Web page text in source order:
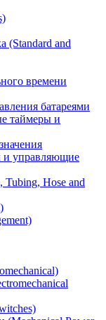
(Standard and
времени
батареями
таймеры и
и управляющие
Tubing, Hose and